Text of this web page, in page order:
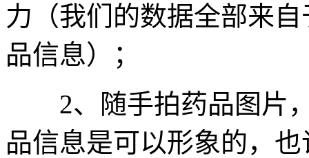
力（我们的数据全部来
品信息）；
2、随手拍药品图片，
品信息是可以形象的，